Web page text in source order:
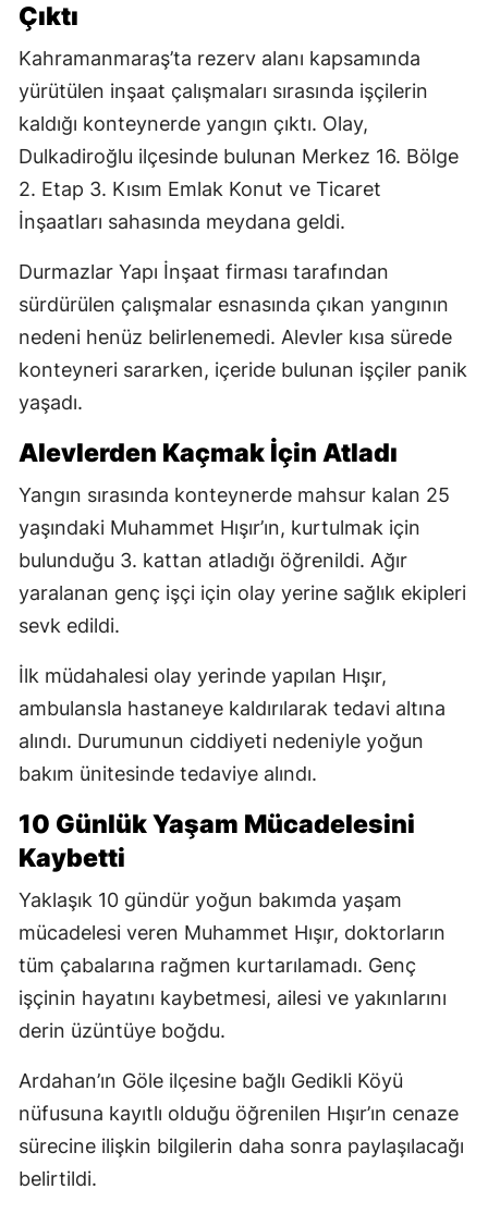
Çıktı
Kahramanmaraş’ta rezerv alanı kapsamında
yürütülen inşaat çalışmaları sırasında işçilerin
kaldığı konteynerde yangın çıktı. Olay,
Dulkadiroğlu ilçesinde bulunan Merkez 16. Bölge
2. Etap 3. Kısım Emlak Konut ve Ticaret
İnşaatları sahasında meydana geldi.
Durmazlar Yapı İnşaat firması tarafından
sürdürülen çalışmalar esnasında çıkan yangının
nedeni henüz belirlenemedi. Alevler kısa sürede
konteyneri sararken, içeride bulunan işçiler panik
yaşadı.
Alevlerden Kaçmak İçin Atladı
Yangın sırasında konteynerde mahsur kalan 25
yaşındaki Muhammet Hışır’ın, kurtulmak için
bulunduğu 3. kattan atladığı öğrenildi. Ağır
yaralanan genç işçi için olay yerine sağlık ekipleri
sevk edildi.
İlk müdahalesi olay yerinde yapılan Hışır,
ambulansla hastaneye kaldırılarak tedavi altına
alındı. Durumunun ciddiyeti nedeniyle yoğun
bakım ünitesinde tedaviye alındı.
10 Günlük Yaşam Mücadelesini
Kaybetti
Yaklaşık 10 gündür yoğun bakımda yaşam
mücadelesi veren Muhammet Hışır, doktorların
tüm çabalarına rağmen kurtarılamadı. Genç
işçinin hayatını kaybetmesi, ailesi ve yakınlarını
derin üzüntüye boğdu.
Ardahan’ın Göle ilçesine bağlı Gedikli Köyü
nüfusuna kayıtlı olduğu öğrenilen Hışır’ın cenaze
sürecine ilişkin bilgilerin daha sonra paylaşılacağı
belirtildi.